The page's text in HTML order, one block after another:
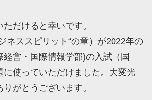
だけると幸いです。
ネススピリット“の章）が2022年の
経営・国際情報学部)の入試（国
に使っていただけました。大変光
がとうございます。